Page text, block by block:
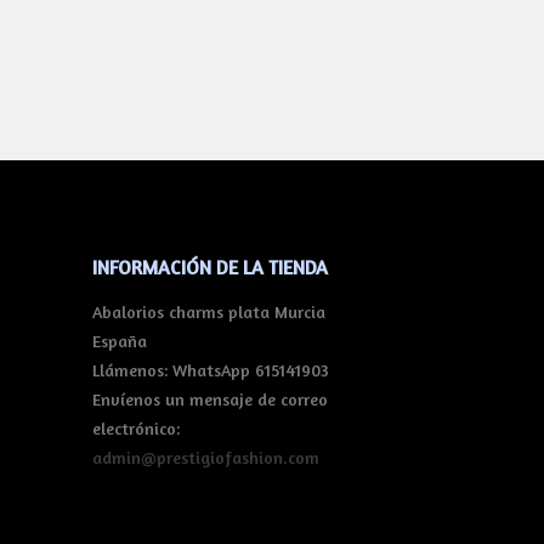
INFORMACIÓN DE LA TIENDA
Abalorios charms plata Murcia
España
Llámenos: WhatsApp 615141903
Envíenos un mensaje de correo
electrónico:
admin@prestigiofashion.com